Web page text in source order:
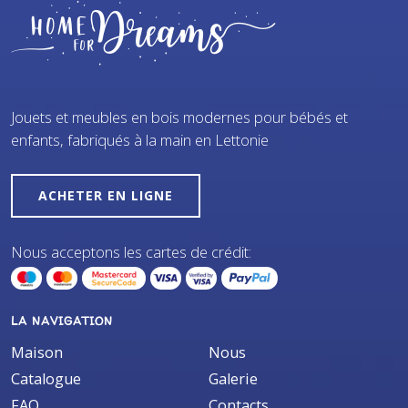
Jouets et meubles en bois modernes pour bébés et
enfants, fabriqués à la main en Lettonie
ACHETER EN LIGNE
Nous acceptons les cartes de crédit:
LA NAVIGATION
Maison
Nous
Catalogue
Galerie